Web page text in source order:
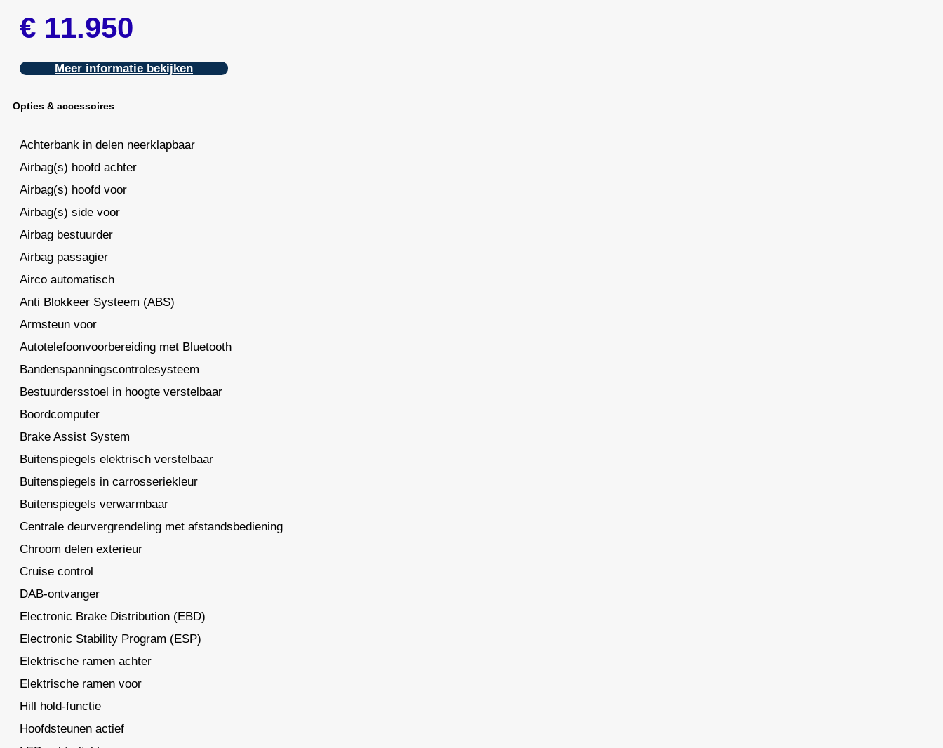
€ 11.950
Meer informatie bekijken
Opties & accessoires
Achterbank in delen neerklapbaar
Airbag(s) hoofd achter
Airbag(s) hoofd voor
Airbag(s) side voor
Airbag bestuurder
Airbag passagier
Airco automatisch
Anti Blokkeer Systeem (ABS)
Armsteun voor
Autotelefoonvoorbereiding met Bluetooth
Bandenspanningscontrolesysteem
Bestuurdersstoel in hoogte verstelbaar
Boordcomputer
Brake Assist System
Buitenspiegels elektrisch verstelbaar
Buitenspiegels in carrosseriekleur
Buitenspiegels verwarmbaar
Centrale deurvergrendeling met afstandsbediening
Chroom delen exterieur
Cruise control
DAB-ontvanger
Electronic Brake Distribution (EBD)
Electronic Stability Program (ESP)
Elektrische ramen achter
Elektrische ramen voor
Hill hold-functie
Hoofdsteunen actief